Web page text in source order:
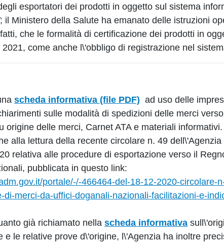
esportatori dei prodotti in oggetto sul sistema
il Ministero della Salute ha emanato delle istruzioni
che le formalità di certificazione dei prodotti in
come anche l\'obbligo di registrazione nel
scheda informativa (file PDF) ad uso delle
sulle modalità di spedizioni delle merci
origine delle merci, Carnet ATA e materiali informativi.
alla lettura della recente circolare n. 49
relativa alle procedure di esportazione verso il
pubblicata in questo link:
portale/-/-466464-del-18-12-2020-circolare-
di-merci-da-uffici-doganali-nazionali-facilitazioni-e-
già richiamato nella scheda informativa
e le relative prove d\'origine, l\'Agenzia ha inoltre